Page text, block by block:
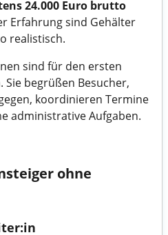
24.000 Euro brutto
Erfahrung sind Gehälter
realistisch.
sind für den ersten
begrüßen Besucher,
koordinieren Termine
administrative Aufgaben.
ohne